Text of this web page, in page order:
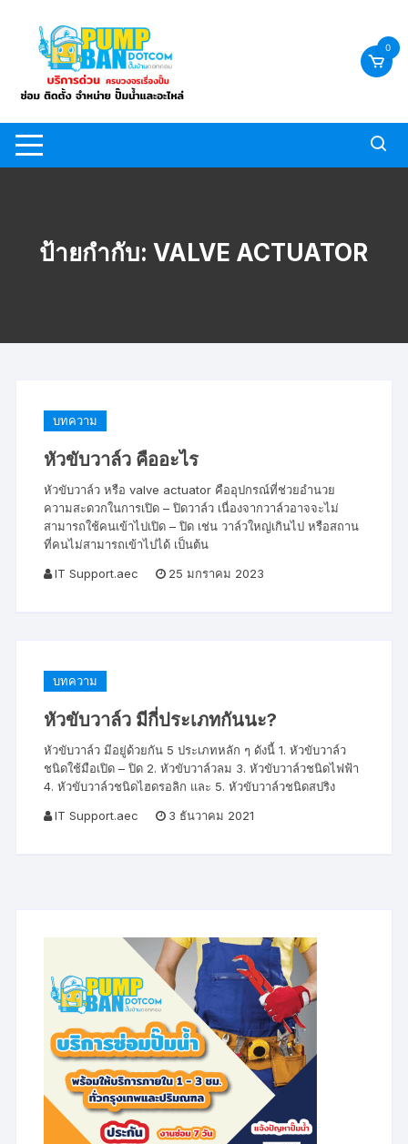
content
0
ป้ายกำกับ:VALVE ACTUATOR
บทความ
หัวขับวาล์ว คืออะไร
หัวขับวาล์ว หรือ valve actuator คืออุปกรณ์ที่ช่วยอำนวย
ความสะดวกในการเปิด – ปิดวาล์ว เนื่องจากวาล์วอาจจะไม่
สามารถใช้คนเข้าไปเปิด – ปิด เช่น วาล์วใหญ่เกินไป หรือสถาน
ที่คนไม่สามารถเข้าไปได้ เป็นต้น
IT Support.aec
25 มกราคม 2023
บทความ
หัวขับวาล์ว มีกี่ประเภทกันนะ?
หัวขับวาล์ว มีอยู่ด้วยกัน 5 ประเภทหลัก ๆ ดังนี้ 1. หัวขับวาล์ว
ชนิดใช้มือเปิด – ปิด 2. หัวขับวาล์วลม 3. หัวขับวาล์วชนิดไฟฟ้า
4. หัวขับวาล์วชนิดไฮดรอลิก และ 5. หัวขับวาล์วชนิดสปริง
IT Support.aec
3 ธันวาคม 2021